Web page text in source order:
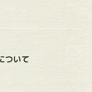
ついて